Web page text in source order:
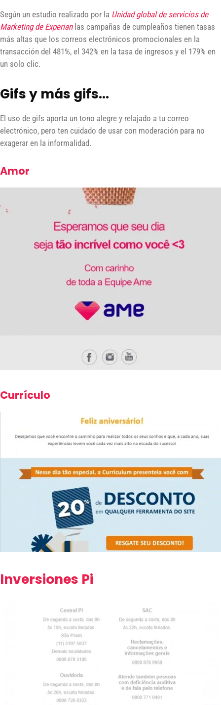
Según un estudio realizado por la Unidad global de servicios de
Marketing de Experianlas campañas de cumpleaños tienen tasas
más altas que los correos electrónicos promocionales en la
transacción del 481%, el 342% en la tasa de ingresos y el 179% en
un solo clic.
Gifs y más gifs…
El uso de gifs aporta un tono alegre y relajado a tu correo
electrónico, pero ten cuidado de usar con moderación para no
exagerar en la informalidad.
Amor
Currículo
Inversiones Pi